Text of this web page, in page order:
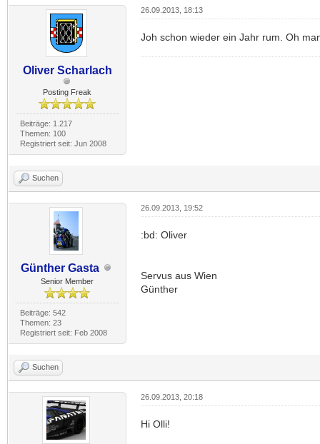
Oliver Scharlach
Posting Freak
Beiträge: 1.217
Themen: 100
Registriert seit: Jun 2008
26.09.2013, 18:13
Joh schon wieder ein Jahr rum. Oh
Suchen
Günther Gasta
Senior Member
Beiträge: 542
Themen: 23
Registriert seit: Feb 2008
26.09.2013, 19:52
:bd: Oliver
Servus aus Wien
Günther
Suchen
26.09.2013, 20:18
Hi Olli!